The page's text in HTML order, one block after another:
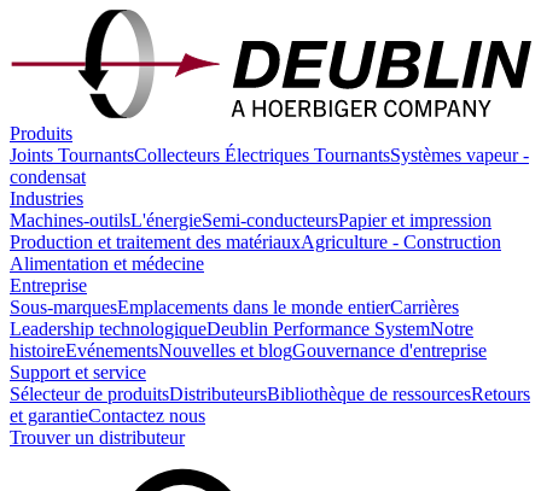
Produits
Joints TournantsCollecteurs Électriques TournantsSystèmes vapeur -
condensat
Industries
Machines-outilsL'énergieSemi-conducteursPapier et impression
Production et traitement des matériauxAgriculture - Construction
Alimentation et médecine
Entreprise
Sous-marquesEmplacements dans le monde entierCarrières
Leadership technologiqueDeublin Performance SystemNotre
histoireEvénementsNouvelles et blogGouvernance d'entreprise
Support et service
Sélecteur de produitsDistributeursBibliothèque de ressourcesRetours
et garantieContactez nous
Trouver un distributeur